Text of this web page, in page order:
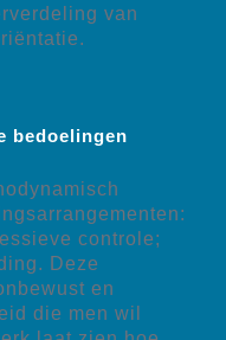
van
bedoelingen
controle;
Deze
en
die men wil